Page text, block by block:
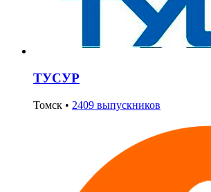
ТУСУР
Томск • 2409 выпускников